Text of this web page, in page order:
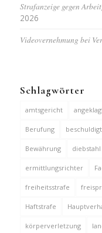
Strafanzeige gegen
2026
Videovernehmung bei
Schlagwörter
amtsgericht
Berufung
Bewährung diebstahl
ermittlungsrichter
freiheitsstrafe
Haftstrafe
körperverletzung